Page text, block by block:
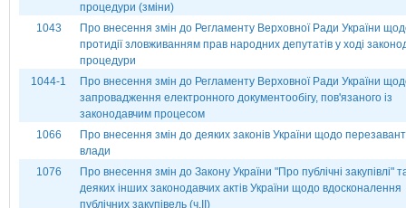
процедури (зміни)
1043
Про внесення змін до Регламенту Верховної Ради України
протидії зловживанням прав народних депутатів у ході
процедури
1044-1
Про внесення змін до Регламенту Верховної Ради України
запровадження електронного документообігу, пов'язаного із
законодавчим процесом
1066
Про внесення змін до деяких законів України щодо
влади
1076
Про внесення змін до Закону України "Про публічні закупівлі"
деяких інших законодавчих актів України щодо вдосконалення
публічних закупівель (ч.ІІ)